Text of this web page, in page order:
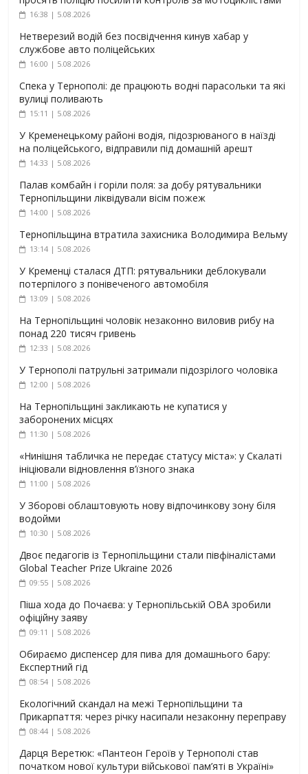
16:38 | 5.08.2026
Нетверезий водій без посвідчення кинув хабар у
службове авто поліцейських
16:00 | 5.08.2026
Спека у Тернополі: де працюють водні парасольки та які
вулиці поливають
15:11 | 5.08.2026
У Кременецькому районі водія, підозрюваного в наїзді
на поліцейського, відправили під домашній арешт
14:33 | 5.08.2026
Палав комбайн і горіли поля: за добу рятувальники
Тернопільщини ліквідували вісім пожеж
14:00 | 5.08.2026
Тернопільщина втратила захисника Володимира Вельму
13:14 | 5.08.2026
У Кременці сталася ДТП: рятувальники деблокували
потерпілого з понівеченого автомобіля
13:09 | 5.08.2026
На Тернопільщині чоловік незаконно виловив рибу на
понад 220 тисяч гривень
12:33 | 5.08.2026
У Тернополі патрульні затримали підозрілого чоловіка
12:00 | 5.08.2026
На Тернопільщині закликають не купатися у
заборонених місцях
11:30 | 5.08.2026
«Нинішня табличка не передає статусу міста»: у Скалаті
ініціювали відновлення в’їзного знака
11:00 | 5.08.2026
У Зборові облаштовують нову відпочинкову зону біля
водойми
10:30 | 5.08.2026
Двоє педагогів із Тернопільщини стали півфіналістами
Global Teacher Prize Ukraine 2026
09:55 | 5.08.2026
Піша хода до Почаєва: у Тернопільській ОВА зробили
офіційну заяву
09:11 | 5.08.2026
Обираємо диспенсер для пива для домашнього бару:
Експертний гід
08:54 | 5.08.2026
Екологічний скандал на межі Тернопільщини та
Прикарпаття: через річку насипали незаконну переправу
08:44 | 5.08.2026
Дарця Веретюк: «Пантеон Героїв у Тернополі став
початком нової культури військової пам’яті в Україні»